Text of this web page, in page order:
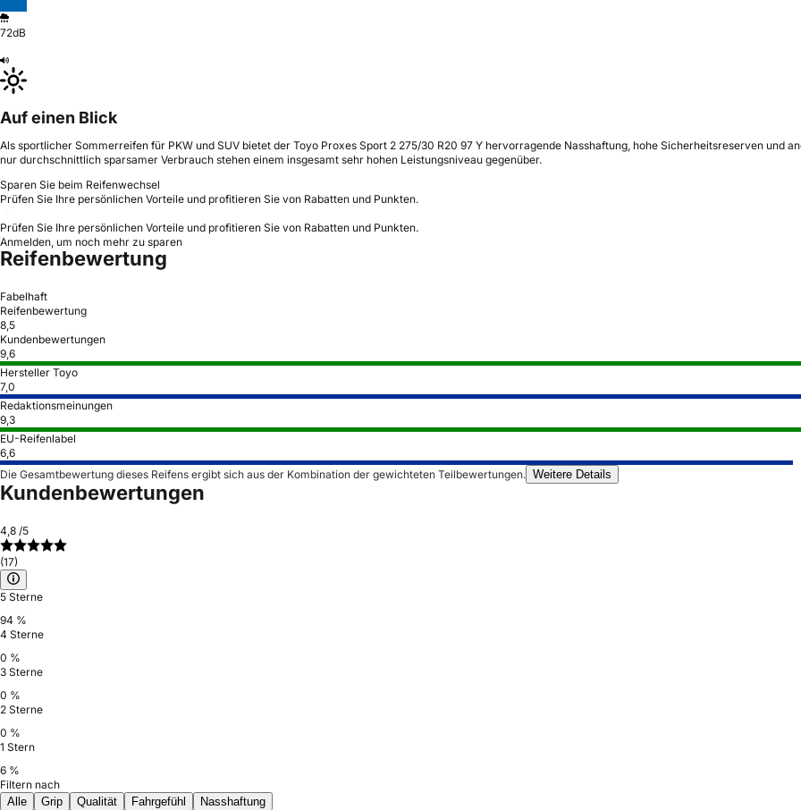
72dB
Auf einen Blick
Als sportlicher Sommerreifen für PKW und SUV bietet der Toyo Proxes Sport 2 275/30 R20 97 Y hervorragende Nasshaftung, hohe Sicherheitsreserven und
nur durchschnittlich sparsamer Verbrauch stehen einem insgesamt sehr hohen Leistungsniveau gegenüber.
Sparen Sie beim Reifenwechsel
Prüfen Sie Ihre persönlichen Vorteile und profitieren Sie von Rabatten und Punkten.
Prüfen Sie Ihre persönlichen Vorteile und profitieren Sie von Rabatten und Punkten.
Anmelden, um noch mehr zu sparen
Reifenbewertung
Fabelhaft
Reifenbewertung
8,5
Kundenbewertungen
9,6
Hersteller Toyo
7,0
Redaktionsmeinungen
9,3
EU-Reifenlabel
6,6
Die Gesamtbewertung dieses Reifens ergibt sich aus der Kombination der gewichteten Teilbewertungen. Weitere Details
Kundenbewertungen
4,8 /5
(17)
5 Sterne
94 %
4 Sterne
0 %
3 Sterne
0 %
2 Sterne
0 %
1 Stern
6 %
Filtern nach
Alle
Grip Qualität Fahrgefühl Nasshaftung